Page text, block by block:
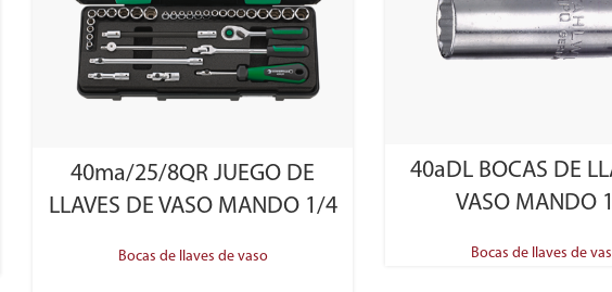
40ma/25/8QR JUEGO DE
LLAVES DE VASO MANDO 1/4
Bocas de llaves de vaso
40aDL BOCAS DE
VASO MANDO
Bocas de llaves de